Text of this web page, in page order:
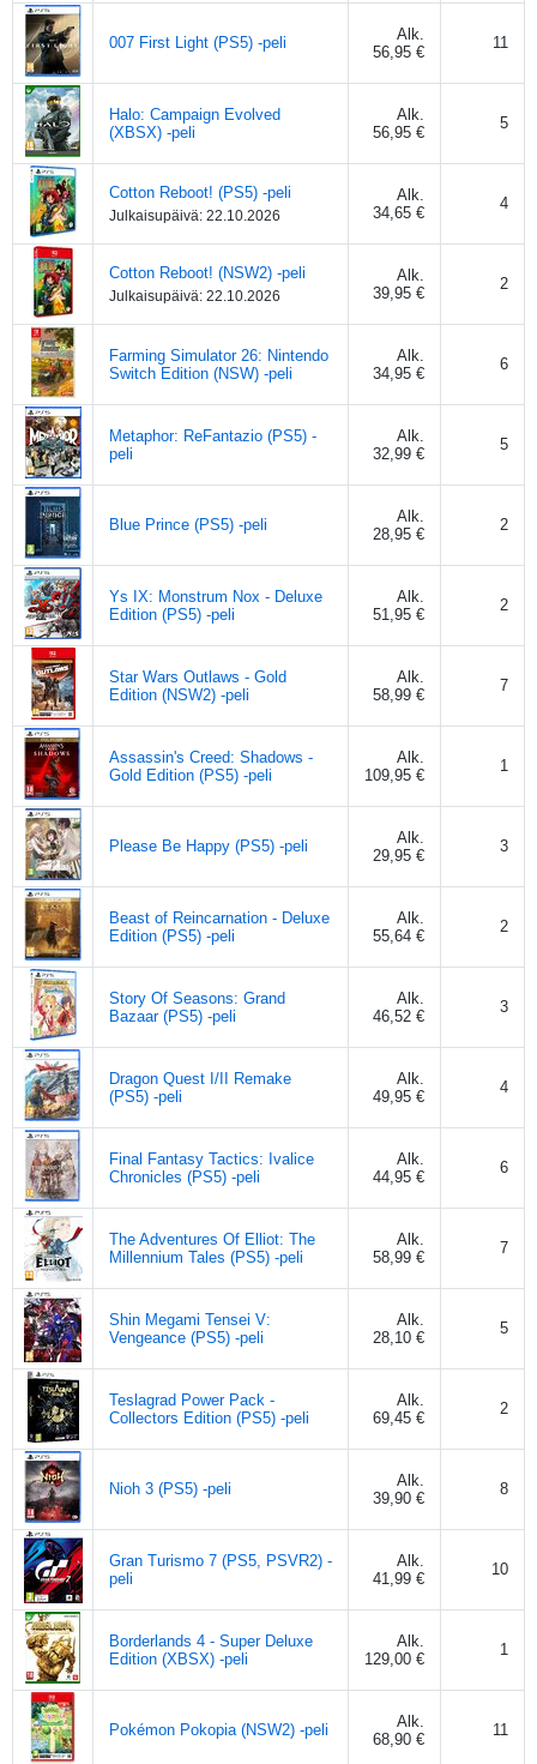
007 First Light (PS5) -peli
Alk.
56,95 €
11
Halo: Campaign Evolved
(XBSX) -peli
Alk.
56,95 €
5
Cotton Reboot! (PS5) -peli
Julkaisupäivä: 22.10.2026
Alk.
34,65 €
4
Cotton Reboot! (NSW2) -peli
Julkaisupäivä: 22.10.2026
Alk.
39,95 €
2
Farming Simulator 26: Nintendo
Switch Edition (NSW) -peli
Alk.
34,95 €
6
Metaphor: ReFantazio (PS5) -
peli
Alk.
32,99 €
5
Blue Prince (PS5) -peli
Alk.
28,95 €
2
Ys IX: Monstrum Nox - Deluxe
Edition (PS5) -peli
Alk.
51,95 €
2
Star Wars Outlaws - Gold
Edition (NSW2) -peli
Alk.
58,99 €
7
Assassin's Creed: Shadows -
Gold Edition (PS5) -peli
Alk.
109,95 €
1
Please Be Happy (PS5) -peli
Alk.
29,95 €
3
Beast of Reincarnation - Deluxe
Edition (PS5) -peli
Alk.
55,64 €
2
Story Of Seasons: Grand
Bazaar (PS5) -peli
Alk.
46,52 €
3
Dragon Quest I/II Remake
(PS5) -peli
Alk.
49,95 €
4
Final Fantasy Tactics: Ivalice
Chronicles (PS5) -peli
Alk.
44,95 €
6
The Adventures Of Elliot: The
Millennium Tales (PS5) -peli
Alk.
58,99 €
7
Shin Megami Tensei V:
Vengeance (PS5) -peli
Alk.
28,10 €
5
Teslagrad Power Pack -
Collectors Edition (PS5) -peli
Alk.
69,45 €
2
Nioh 3 (PS5) -peli
Alk.
39,90 €
8
Gran Turismo 7 (PS5, PSVR2) -
peli
Alk.
41,99 €
10
Borderlands 4 - Super Deluxe
Edition (XBSX) -peli
Alk.
129,00 €
1
Pokémon Pokopia (NSW2) -peli
Alk.
68,90 €
11